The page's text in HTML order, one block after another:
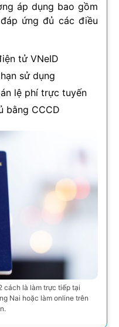
áp dụng bao gồm
ứng đủ các điều
tử VNeID
sử dụng
lệ phí trực tuyến
bằng CCCD
cách là làm trực tiếp tại
Nai hoặc làm online trên